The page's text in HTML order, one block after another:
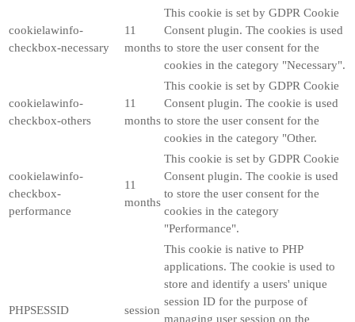
cookielawinfo-
checkbox-necessary
11
months
This cookie is set by GDPR Cookie
Consent plugin. The cookies is used
to store the user consent for the
cookies in the category "Necessary".
cookielawinfo-
checkbox-others
11
months
This cookie is set by GDPR Cookie
Consent plugin. The cookie is used
to store the user consent for the
cookies in the category "Other.
cookielawinfo-
checkbox-
performance
11
months
This cookie is set by GDPR Cookie
Consent plugin. The cookie is used
to store the user consent for the
cookies in the category
"Performance".
PHPSESSID session
This cookie is native to PHP
applications. The cookie is used to
store and identify a users' unique
session ID for the purpose of
managing user session on the